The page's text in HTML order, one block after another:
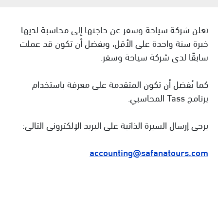
تعلن شركة سياحة وسفر عن حاجتها إلى محاسبة لديها
خبرة سنة واحدة على الأقل، ويفضل أن تكون قد عملت
سابقًا لدى شركة سياحة وسفر.
كما يُفضل أن تكون المتقدمة على معرفة باستخدام
برنامج Tass المحاسبي.
يرجى إرسال السيرة الذاتية على البريد الإلكتروني التالي:
accounting@safanatours.com